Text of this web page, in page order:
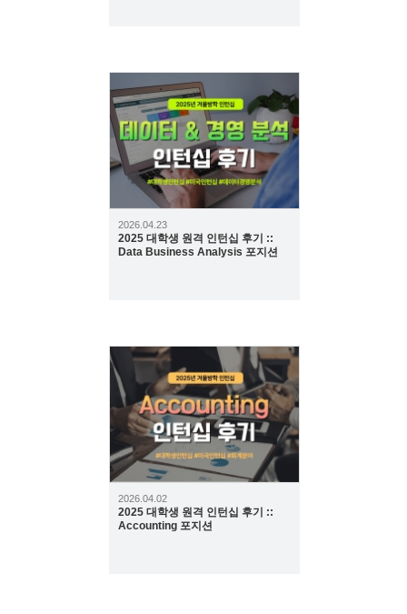
133
2026.04.23
2025 대학생 원격 인턴십 후기 ::
Data Business Analysis 포지션
151
2026.04.02
2025 대학생 원격 인턴십 후기 ::
Accounting 포지션